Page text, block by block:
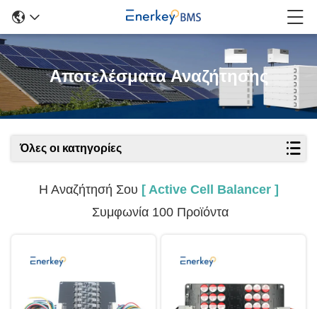
Αποτελέσματα Αναζήτησης
Όλες οι κατηγορίες
Η Αναζήτησή Σου [ Active Cell Balancer ]
Συμφωνία 100 Προϊόντα